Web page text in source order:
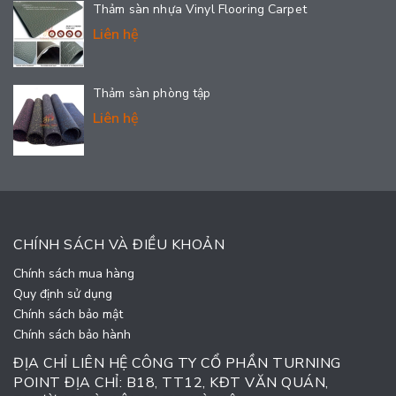
Thảm sàn nhựa Vinyl Flooring Carpet
Liên hệ
Thảm sàn phòng tập
Liên hệ
CHÍNH SÁCH VÀ ĐIỀU KHOẢN
Chính sách mua hàng
Quy định sử dụng
Chính sách bảo mật
Chính sách bảo hành
ĐỊA CHỈ LIÊN HỆ CÔNG TY CỔ PHẦN TURNING
POINT ĐỊA CHỈ: B18, TT12, KĐT VĂN QUÁN,